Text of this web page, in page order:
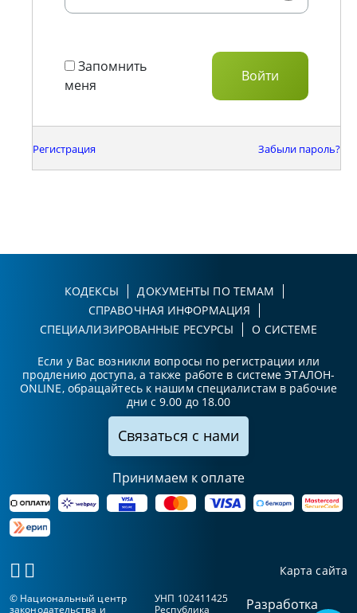
Запомнить
меня
Регистрация Забыли пароль?
КОДЕКСЫ
ДОКУМЕНТЫ ПО ТЕМАМ
СПРАВОЧНАЯ ИНФОРМАЦИЯ
СПЕЦИАЛИЗИРОВАННЫЕ РЕСУРСЫ
О СИСТЕМЕ
Если у Вас возникли вопросы по регистрации или
продлению доступа, а также работе в системе ЭТАЛОН-
ONLINE, обращайтесь к нашим специалистам в рабочие
дни с 9.00 до 18.00
Связаться с нами
Принимаем к оплате
Карта сайта
© Национальный центр
законодательства и
УНП 102411425
Республика
Разработка